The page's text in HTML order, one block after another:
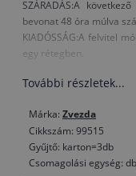
SZÁRADÁS:A
bevonat 48 óra múlva
KIADÓSSÁG:A felvitel
egy rétegben.
További részletek...
Márka: Zvezda
Cikkszám: 99515
Gyűjtő: karton=3db
Csomagolási egység: